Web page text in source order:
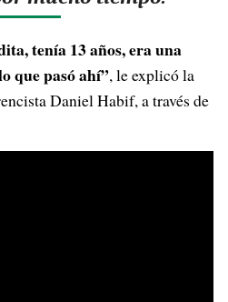
tenía 13 años, era una
que pasó ahí”, le explicó la
Daniel Habif, a través de